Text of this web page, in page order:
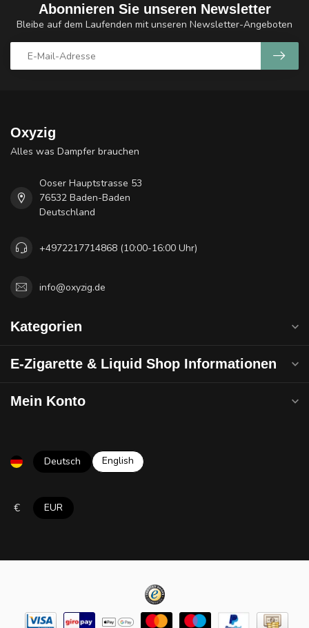
Abonnieren Sie unseren Newsletter
Bleibe auf dem Laufenden mit unseren Newsletter-Angeboten
Oxyzig
Alles was Dampfer brauchen
Ooser Hauptstrasse 53
76532 Baden-Baden
Deutschland
+4972217714868 (10:00-16:00 Uhr)
info@oxyzig.de
Kategorien
E-Zigarette & Liquid Shop Informationen
Mein Konto
Deutsch English
€ EUR